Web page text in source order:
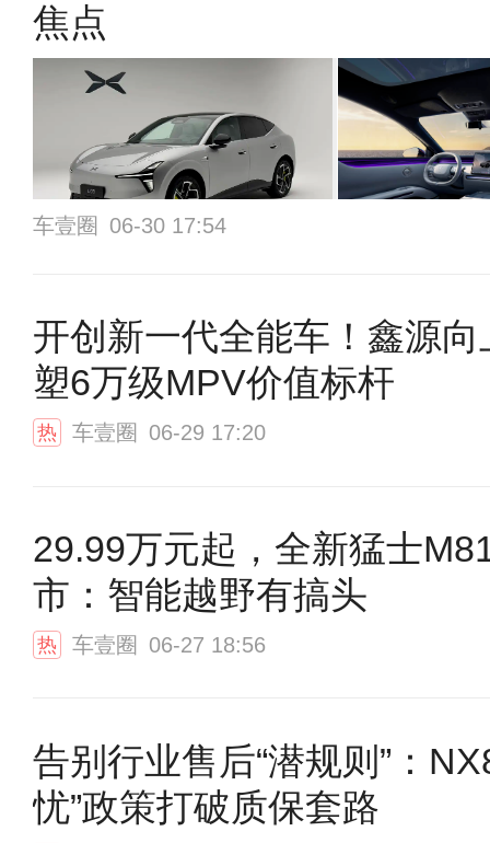
焦点
车壹圈 06-30 17:54
开创新一代全能车！鑫源向
塑6万级MPV价值标杆
热 车壹圈 06-29 17:20
29.99万元起，全新猛士
市：智能越野有搞头
热 车壹圈 06-27 18:56
告别行业售后“潜规则”：
忧”政策打破质保套路